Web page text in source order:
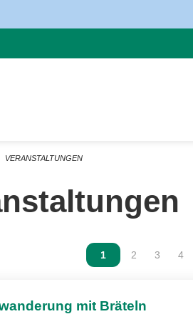
VERANSTALTUNGEN
Vous êtes sur la
1 Vous êtes
2 Vous
3 4
mit Bräteln